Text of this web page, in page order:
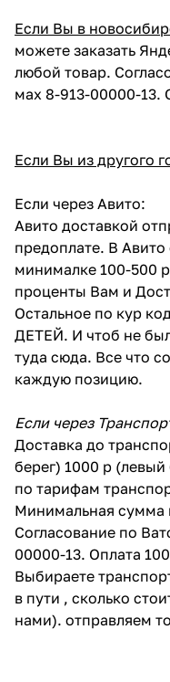
Если Вы в
можете заказать
любой товар.
мах 8-913-00000-13.
Если Вы из другого
Если через Авито:
Авито доставкой
предоплате. В
минималке 100-500
проценты Вам и
Остальное по кур
ДЕТЕЙ. И чтоб не
туда сюда. Все что
каждую позицию.
Если через
Доставка до
берег) 1000 р
по тарифам
Минимальная сумма
Согласование по
00000-13. Оплата
Выбираете
в пути , сколько
нами). отправляем